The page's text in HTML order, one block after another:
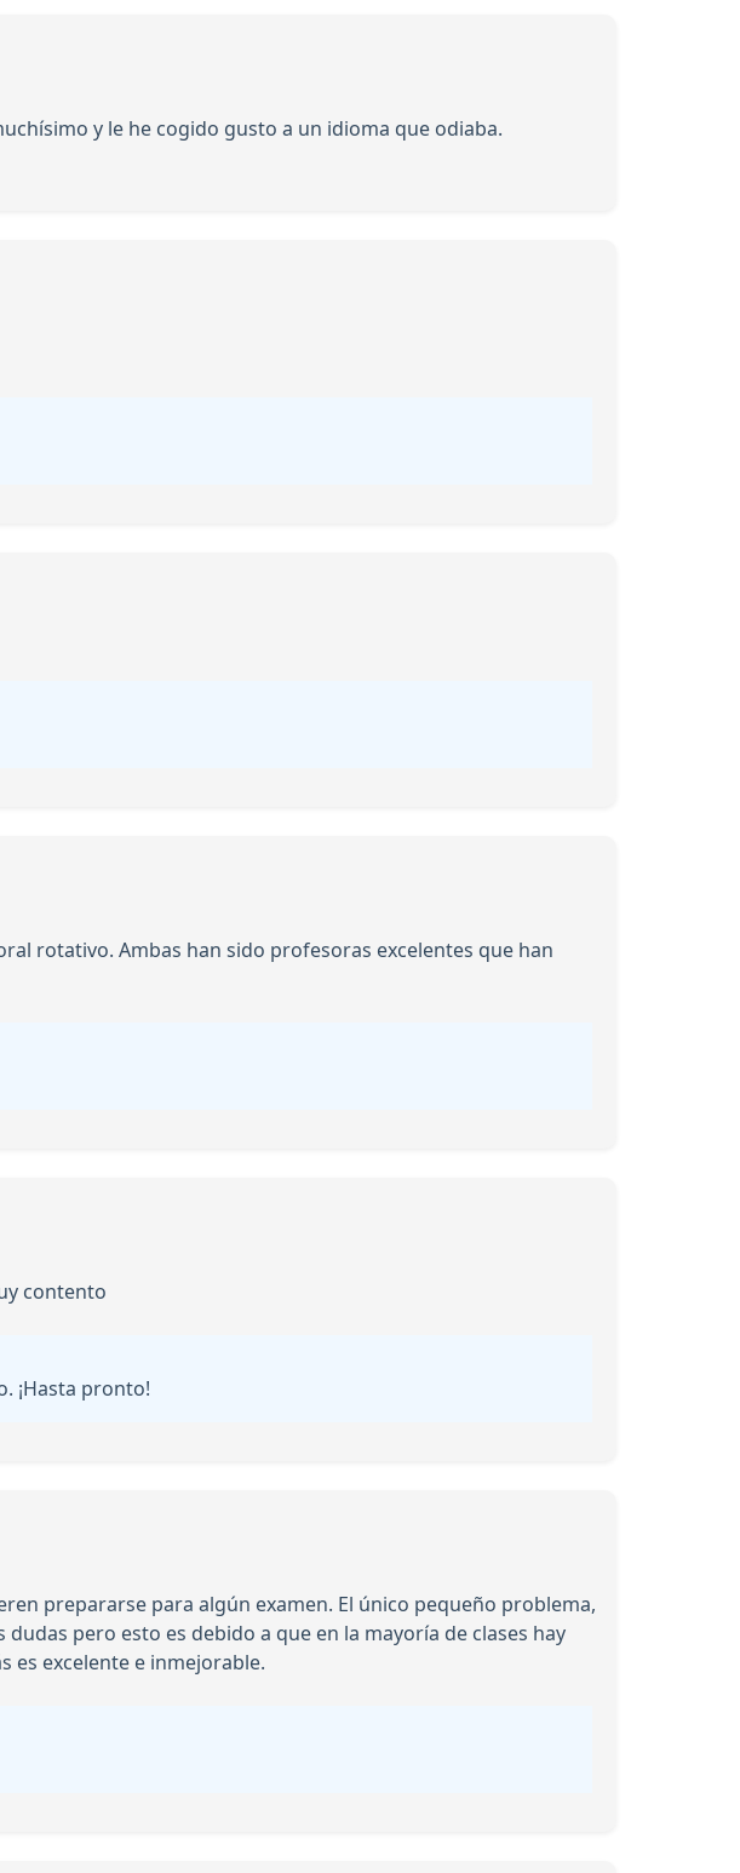
y le he cogido gusto a un idioma que odiaba.
rotativo. Ambas han sido profesoras excelentes que han
contento
¡Hasta pronto!
prepararse para algún examen. El único pequeño problema,
pero esto es debido a que en la mayoría de clases hay
es excelente e inmejorable.